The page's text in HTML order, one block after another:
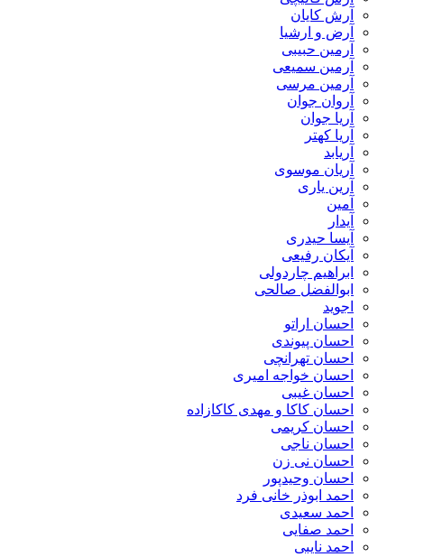
آرش کایان
​آرض و ارشیا
آرمین حبیبی
آرمین سمیعی
آرمین مرسی
آروان جوان
آریا جوان
آریا کهتر
آریابد
آریان موسوی
آرین یاری
آمین
آیدار
آیسا حیدری
آیکان رفیعی
ابراهیم چاردولی
ابوالفضل صالحی
اجوید
احسان اراتو
احسان پیوندی
احسان تهرانچی
احسان خواجه امیری
احسان غیبی
احسان کاکا و مهدی کاکازاده
احسان کریمی
احسان ناجی
احسان نی زن
احسان وحیدپور
احمد ابوذر خانی فرد
احمد سعیدی
احمد صفایی
احمد نایبی